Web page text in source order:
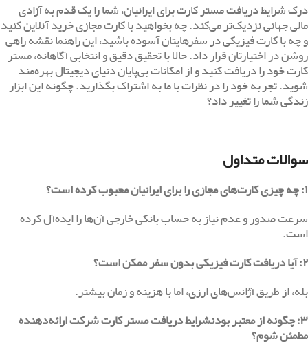
درک شرایط دریافت مستر کارت برای ایرانیان، شما را یک قدم به آزادی
مالی جهانی نزدیک‌تر می‌کند. چه بخواهید با کارت مجازی خرید آنلاین کنید
و چه با کارت فیزیکی در سفرهایتان آسوده باشید، این راهنما نقشه راهی
روشن در اختیارتان قرار داد. حالا با تحقیق دقیق و انتخابی آگاهانه، مستر
کارت خود را دریافت کنید و از امکانات بی‌پایان دنیای دیجیتال بهره‌مند
شوید. تجربه خود را در نظرات با ما به اشتراک بگذارید. چگونه این ابزار
زندگی شما را تغییر داد؟
سوالات متداول
۱: چه چیزی کارت‌های مجازی را برای ایرانیان محبوب کرده است؟
سرعت صدور و عدم نیاز به حساب بانکی خارجی آن‌ها را ایده‌آل کرده
است.
۲: آیا دریافت کارت فیزیکی بدون سفر ممکن است؟
بله، از طریق آژانس‌های ارزی، اما با هزینه و زمان بیشتر.
۳: چگونه از معتبر بودنشرایط دریافت مستر کارت شرکت ارائه‌دهنده
مطمئن شوم؟